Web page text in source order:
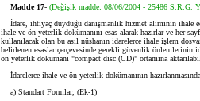
Madde 17- (Değişik madde: 08/06/2004 - 25486 S.R.G.
İdare, ihtiyaç duyduğu danışmanlık hizmet alımının
ihale ve ön yeterlik dokümanını esas alarak hazırlar ve her
kullanılacak olan bu asıl nüshanın idarelerce ihale işlem
belirlenen esaslar çerçevesinde gerekli güvenlik önlemlerinin
ön yeterlik dokümanı "compact disc (CD)" ortamına
İdarelerce ihale ve ön yeterlik dokümanının
a) Standart Formlar, (Ek-1)